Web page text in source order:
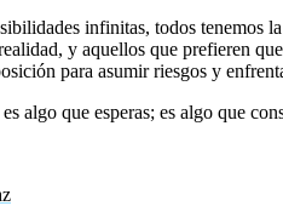
infinitas, todos tenemos
y aquellos que prefieren
para asumir riesgos y
algo que esperas; es algo que